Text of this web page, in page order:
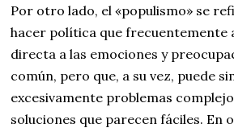
Por otro lado, el «populismo» se
hacer política que frecuentemente
directa a las emociones y
común, pero que, a su vez, puede
excesivamente problemas
soluciones que parecen fáciles. En